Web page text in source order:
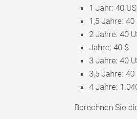
1 Jahr: 40
1,5 Jahre:
2 Jahre: 40
Jahre: 40 $
3 Jahre: 40
3,5 Jahre:
4 Jahre:
Berechnen Sie